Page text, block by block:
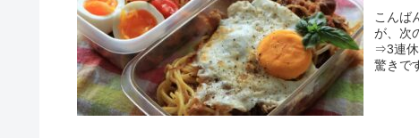
こんば
が、次
⇒3連
驚きで